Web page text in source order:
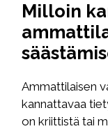
Milloin
Ammattilaisen
kannattavaa
on kriittistä tai